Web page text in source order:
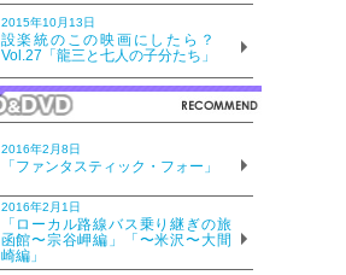
2015年10月13日
設楽統のこの映画にしたら？
Vol.27「龍三と七人の子分たち」
2016年2月8日
「ファンタスティック・フォー」
2016年2月1日
「ローカル路線バス乗り継ぎの旅
函館〜宗谷岬編」「〜米沢〜大間
崎編」